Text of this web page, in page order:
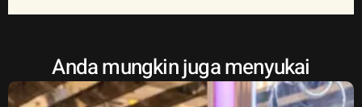
Anda mungkin juga menyukai